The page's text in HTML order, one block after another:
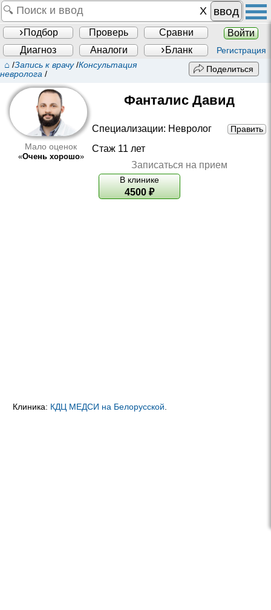
ввод
Подбор Проверь Сравни
Войти
Диагноз
Аналоги Бланк Регистрация
⌂ /Запись к врачу/Консультация
невролога /
Поделиться
Мало оценок
«Очень хорошо»
Фанталис Давид
Специализации: Невролог Править
Стаж 11 лет
Записаться на прием
В клинике
4500 ₽
Клиника: КДЦ МЕДСИ на Белорусской.